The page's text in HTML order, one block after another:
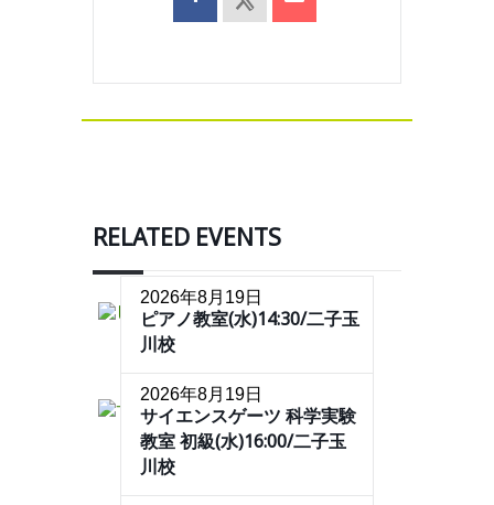
RELATED EVENTS
2026年8月19日
ピアノ教室(水)14:30/二子玉
川校
2026年8月19日
サイエンスゲーツ 科学実験
教室 初級(水)16:00/二子玉
川校